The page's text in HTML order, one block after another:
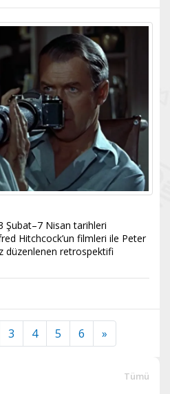
Şubat–7 Nisan tarihleri
Hitchcock’un filmleri ile Peter
düzenlenen retrospektifi
3 4 5 6 »
Tümü